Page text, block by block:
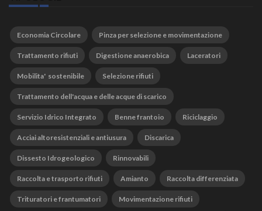
Economia Circolare Pinza per selezione e movimentazione
Trattamento rifiuti Digestione anaerobica Laceratori
Mobilita' sostenibile Selezione rifiuti
Trattamento dell'acqua e delle acque di scarico
Servizio Idrico Integrato Benne frantoio Riciclaggio
Acciai altoresistenziali e antiusura Discarica
Dissesto Idrogeologico Rinnovabili
Raccolta e trasporto rifiuti Amianto Raccolta differenziata
Trituratori e frantumatori Movimentazione rifiuti